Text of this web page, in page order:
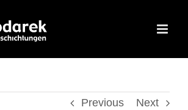
Previous Next